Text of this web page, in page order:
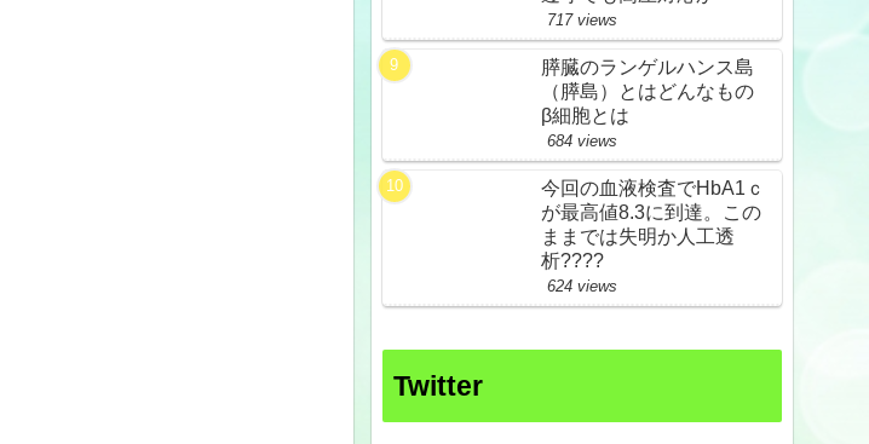
717 views
膵臓のランゲルハンス島
（膵島）とはどんなもの
β細胞とは
684 views
今回の血液検査でHbA1ｃ
が最高値8.3に到達。この
ままでは失明か人工透
析????
624 views
Twitter